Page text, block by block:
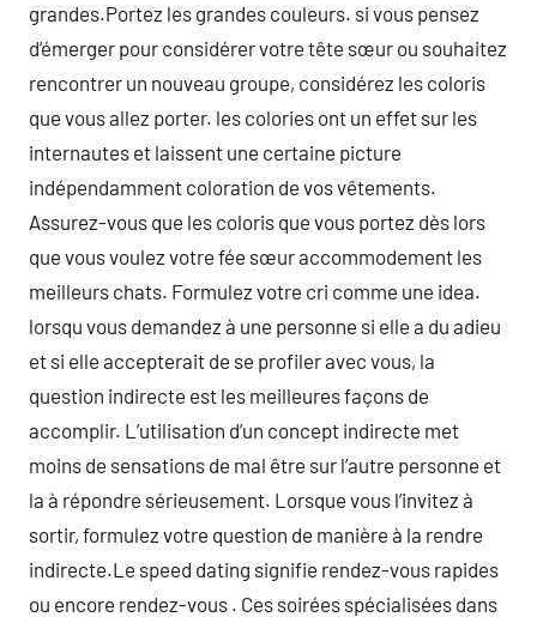
grandes.Portez les grandes couleurs. si vous pensez
d’émerger pour considérer votre tête sœur ou souhaitez
rencontrer un nouveau groupe, considérez les coloris
que vous allez porter. les colories ont un effet sur les
internautes et laissent une certaine picture
indépendamment coloration de vos vêtements.
Assurez-vous que les coloris que vous portez dès lors
que vous voulez votre fée sœur accommodement les
meilleurs chats. Formulez votre cri comme une idea.
lorsqu vous demandez à une personne si elle a du adieu
et si elle accepterait de se profiler avec vous, la
question indirecte est les meilleures façons de
accomplir. L’utilisation d’un concept indirecte met
moins de sensations de mal être sur l’autre personne et
la à répondre sérieusement. Lorsque vous l’invitez à
sortir, formulez votre question de manière à la rendre
indirecte.Le speed dating signifie rendez-vous rapides
ou encore rendez-vous . Ces soirées spécialisées dans